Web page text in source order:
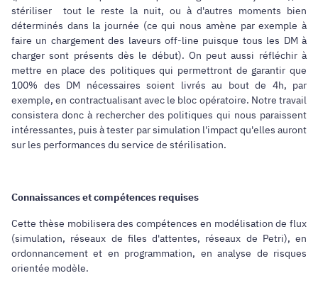
stériliser tout le reste la nuit, ou à d'autres moments bien
déterminés dans la journée (ce qui nous amène par exemple à
faire un chargement des laveurs off-line puisque tous les DM à
charger sont présents dès le début). On peut aussi réfléchir à
mettre en place des politiques qui permettront de garantir que
100% des DM nécessaires soient livrés au bout de 4h, par
exemple, en contractualisant avec le bloc opératoire. Notre travail
consistera donc à rechercher des politiques qui nous paraissent
intéressantes, puis à tester par simulation l'impact qu'elles auront
sur les performances du service de stérilisation.
Connaissances et compétences requises
Cette thèse mobilisera des compétences en modélisation de flux
(simulation, réseaux de files d'attentes, réseaux de Petri), en
ordonnancement et en programmation, en analyse de risques
orientée modèle.